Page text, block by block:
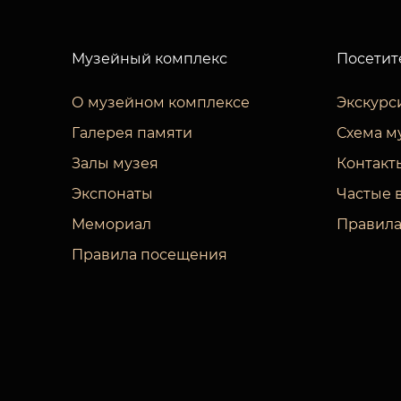
Музейный комплекс
О музейном комплексе
Галерея памяти
Залы музея
Экспонаты
Мемориал
Правила посещения
Схема
Частые